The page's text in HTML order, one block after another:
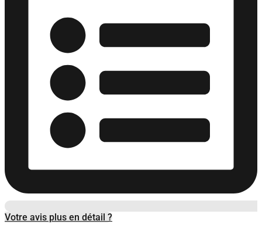
Votre avis plus en détail ?